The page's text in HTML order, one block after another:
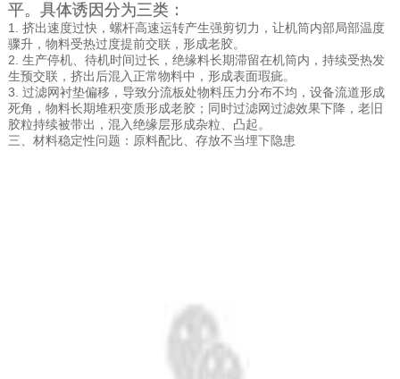
平。具体诱因分为三类：
1. 挤出速度过快，螺杆高速运转产生强剪切力，让机筒内部局部温度
骤升，物料受热过度提前交联，形成老胶。
2. 生产停机、待机时间过长，绝缘料长期滞留在机筒内，持续受热发
生预交联，挤出后混入正常物料中，形成表面瑕疵。
3. 过滤网衬垫偏移，导致分流板处物料压力分布不均，设备流道形成
死角，物料长期堆积变质形成老胶；同时过滤网过滤效果下降，老旧
胶粒持续被带出，混入绝缘层形成杂粒、凸起。
三、材料稳定性问题：原料配比、存放不当埋下隐患